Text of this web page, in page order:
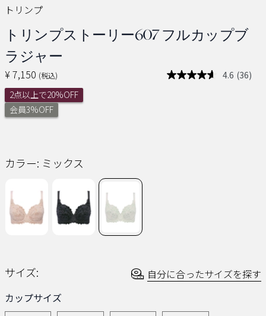
トリンプ
トリンプストーリー607 フルカップブ
ラジャー
¥ 7,150 (税込) 4.6 レ
(36)
2点以上で20%OFF
会員3%OFF
カラー: ミックス
サイズ:
自分に合ったサイズを探す
カップサイズ